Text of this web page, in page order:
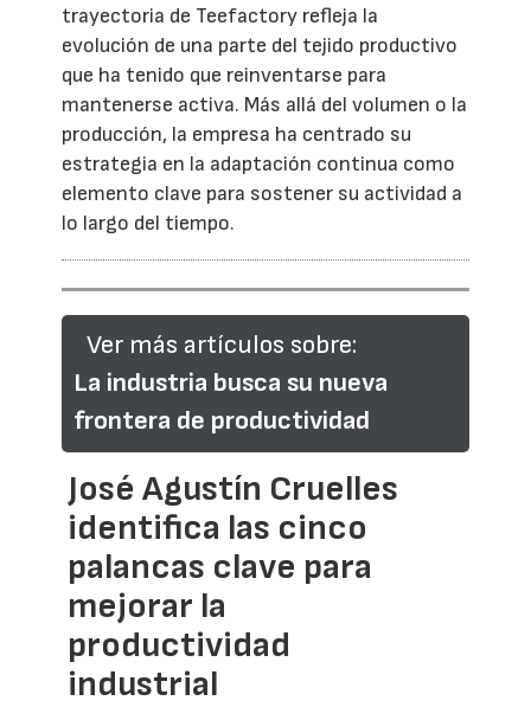
trayectoria de Teefactory refleja la
evolución de una parte del tejido productivo
que ha tenido que reinventarse para
mantenerse activa. Más allá del volumen o la
producción, la empresa ha centrado su
estrategia en la adaptación continua como
elemento clave para sostener su actividad a
lo largo del tiempo.
Ver más artículos sobre:
La industria busca su nueva
frontera de productividad
José Agustín Cruelles
identifica las cinco
palancas clave para
mejorar la
productividad
industrial